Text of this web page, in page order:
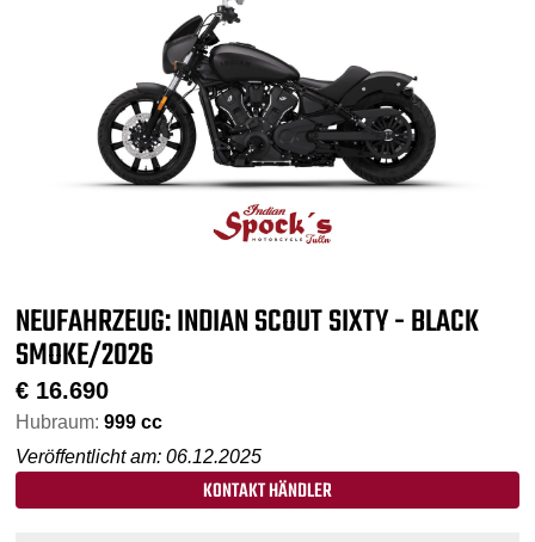
NEUFAHRZEUG: INDIAN SCOUT SIXTY - BLACK
SMOKE/2026
€ 16.690
Hubraum: 999 cc
Veröffentlicht am: 06.12.2025
KONTAKT HÄNDLER